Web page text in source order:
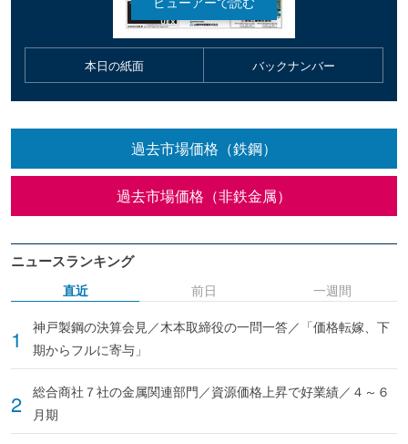
本日の紙面 バックナンバー
過去市場価格（鉄鋼）
過去市場価格（非鉄金属）
ニュースランキング
直近
神戸製鋼の決算会見／木本取締役の一問一答／「価格転嫁、下
期からフルに寄与」
総合商社７社の金属関連部門／資源価格上昇で好業績／４～６
月期
前日 一週間